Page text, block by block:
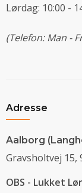
Lørdag: 10:00 -
(Telefon: Man -
Adresse
Aalborg
Gravsholtvej 15,
OBS - Lukket